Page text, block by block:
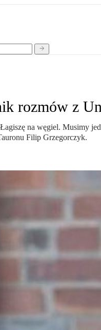
rozmów z
na węgiel. Musimy
Filip Grzegorczyk.